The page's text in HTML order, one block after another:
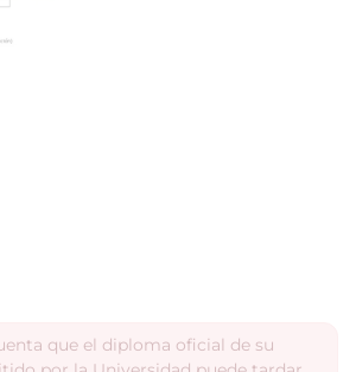
que el diploma oficial de su